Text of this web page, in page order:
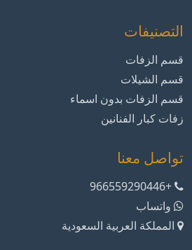
التصنيفات
قسم الزفات
قسم الشيلات
قسم الزفات بدون اسماء
زفات كبار الفنانين
تواصل معنا
+966559290446
واتساب
المملكة العربية السعودية